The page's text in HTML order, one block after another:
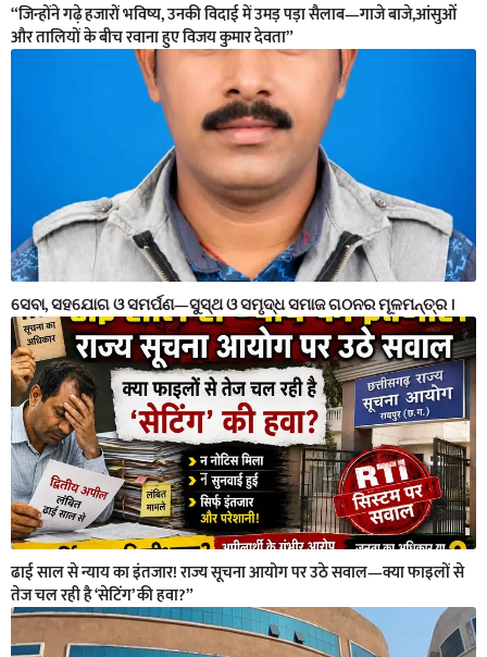
“जिन्होंने गढ़े हजारों भविष्य, उनकी विदाई में उमड़ पड़ा सैलाब—गाजे बाजे,आंसुओं
और तालियों के बीच रवाना हुए विजय कुमार देवता”
ସେବା, ସହଯୋଗ ଓ ସମର୍ପଣ—ସୁସ୍ଥ ଓ ସମୃଦ୍ଧ ସମାଜ ଗଠନର ମୂଳମନ୍ତ୍ର ।
ढाई साल से न्याय का इंतजार! राज्य सूचना आयोग पर उठे सवाल—क्या फाइलों से
तेज चल रही है ‘सेटिंग’ की हवा?”